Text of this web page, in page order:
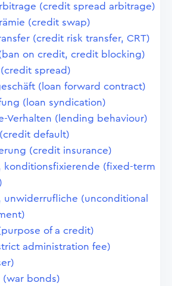
(credit spread arbitrage)
(credit swap)
(credit risk transfer, CRT)
on credit, credit blocking)
spread)
(loan forward contract)
(loan syndication)
Verhalten (lending behaviour)
default)
(credit insurance)
konditionsfixierende (fixed-term
unwiderrufliche (unconditional
of a credit)
administration fee)
(war bonds)